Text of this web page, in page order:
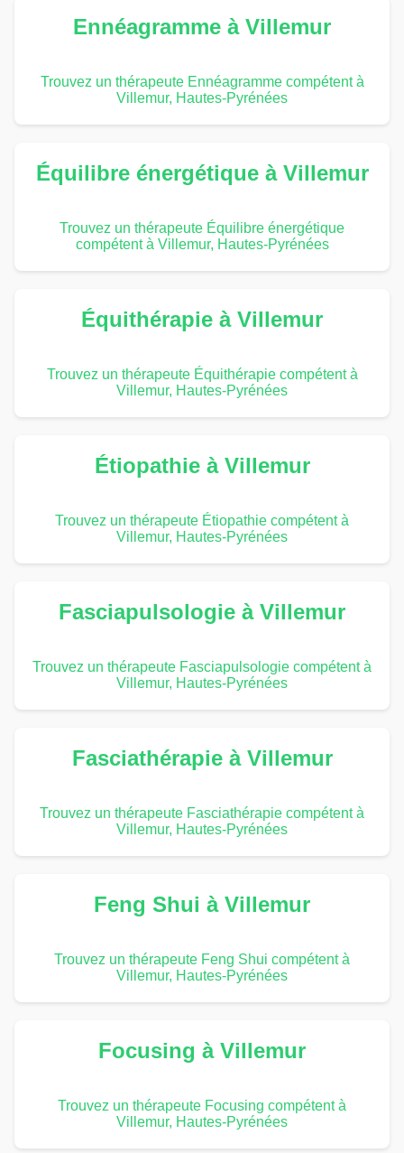
Ennéagramme à Villemur
Trouvez un thérapeute Ennéagramme compétent à
Villemur, Hautes-Pyrénées
Équilibre énergétique à Villemur
Trouvez un thérapeute Équilibre énergétique
compétent à Villemur, Hautes-Pyrénées
Équithérapie à Villemur
Trouvez un thérapeute Équithérapie compétent à
Villemur, Hautes-Pyrénées
Étiopathie à Villemur
Trouvez un thérapeute Étiopathie compétent à
Villemur, Hautes-Pyrénées
Fasciapulsologie à Villemur
Trouvez un thérapeute Fasciapulsologie compétent à
Villemur, Hautes-Pyrénées
Fasciathérapie à Villemur
Trouvez un thérapeute Fasciathérapie compétent à
Villemur, Hautes-Pyrénées
Feng Shui à Villemur
Trouvez un thérapeute Feng Shui compétent à
Villemur, Hautes-Pyrénées
Focusing à Villemur
Trouvez un thérapeute Focusing compétent à
Villemur, Hautes-Pyrénées